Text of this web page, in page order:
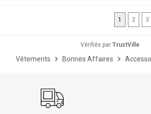
1 2 3
Vérifiés par TrustVille
Vêtements Bonnes Affaires